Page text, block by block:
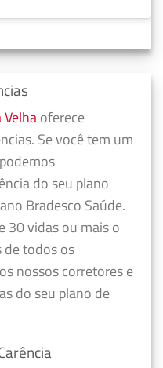
oferece
Se você tem um
do seu plano
Bradesco Saúde.
30 vidas ou mais o
de todos os
nossos corretores e
do seu plano de